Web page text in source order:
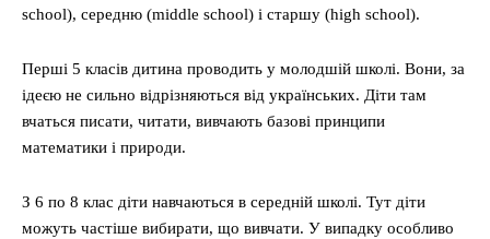
school), середню (middle school) і старшу (high school).
Перші 5 класів дитина проводить у молодшій школі. Вони, за
ідеєю не сильно відрізняються від українських. Діти там
вчаться писати, читати, вивчають базові принципи
математики і природи.
З 6 по 8 клас діти навчаються в середній школі. Тут діти
можуть частіше вибирати, що вивчати. У випадку особливо